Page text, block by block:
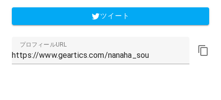
ツイート
プロフィールURL